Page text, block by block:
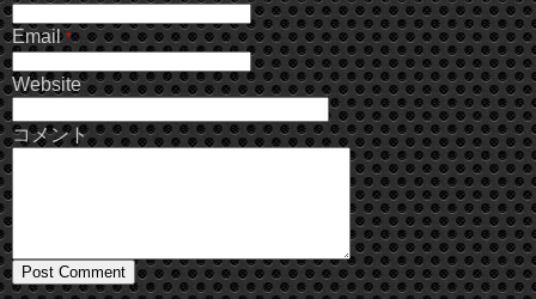
Email *
Website
コメント